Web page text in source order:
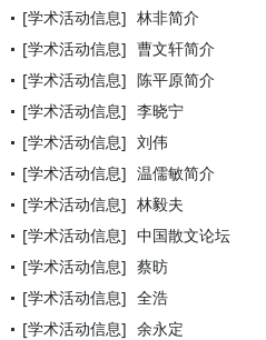
[学术活动信息] 林非简介
[学术活动信息] 曹文轩简介
[学术活动信息] 陈平原简介
[学术活动信息] 李晓宁
[学术活动信息] 刘伟
[学术活动信息] 温儒敏简介
[学术活动信息] 林毅夫
[学术活动信息] 中国散文论坛
[学术活动信息] 蔡昉
[学术活动信息] 全浩
[学术活动信息] 余永定